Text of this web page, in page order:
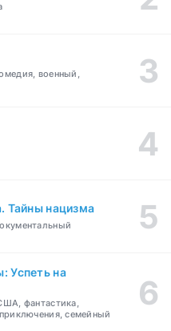
военный,
Тайны нацизма
Успеть на
фантастика,
семейный